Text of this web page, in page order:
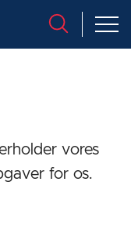
vores
for os.